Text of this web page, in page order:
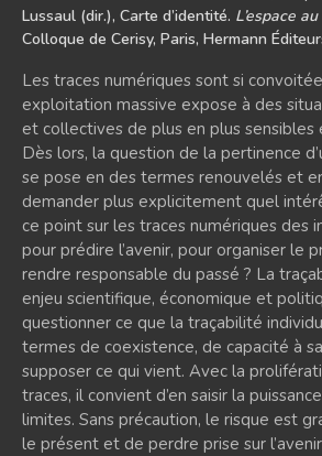
Lussaul (dir.), Carte d’identité. L’espace
Colloque de Cerisy, Paris, Hermann
Les traces numériques sont si
exploitation massive expose à des
et collectives de plus en plus
Dès lors, la question de la pertinence
se pose en des termes renouvelés et
demander plus explicitement quel
ce point sur les traces numériques des
pour prédire l’avenir, pour organiser le
rendre responsable du passé ? La
enjeu scientifique, économique et
questionner ce que la traçabilité
termes de coexistence, de capacité à
supposer ce qui vient. Avec la
traces, il convient d’en saisir la
limites. Sans précaution, le risque est
le présent et de perdre prise sur